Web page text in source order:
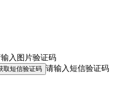
入图片验证码
取短信验证码 请输入短信验证码